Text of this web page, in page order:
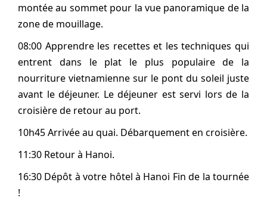
montée au sommet pour la vue panoramique de la
zone de mouillage.
08:00 Apprendre les recettes et les techniques qui
entrent dans le plat le plus populaire de la
nourriture vietnamienne sur le pont du soleil juste
avant le déjeuner. Le déjeuner est servi lors de la
croisière de retour au port.
10h45 Arrivée au quai. Débarquement en croisière.
11:30 Retour à Hanoi.
16:30 Dépôt à votre hôtel à Hanoi Fin de la tournée
!